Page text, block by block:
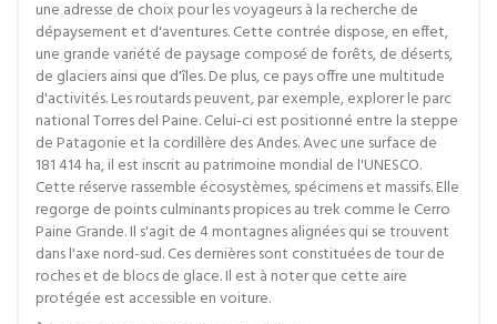
une adresse de choix pour les voyageurs à la recherche de
dépaysement et d'aventures. Cette contrée dispose, en effet,
une grande variété de paysage composé de forêts, de déserts,
de glaciers ainsi que d'îles. De plus, ce pays offre une multitude
d'activités. Les routards peuvent, par exemple, explorer le parc
national Torres del Paine. Celui-ci est positionné entre la steppe
de Patagonie et la cordillère des Andes. Avec une surface de
181 414 ha, il est inscrit au patrimoine mondial de l'UNESCO.
Cette réserve rassemble écosystèmes, spécimens et massifs. Elle
regorge de points culminants propices au trek comme le Cerro
Paine Grande. Il s'agit de 4 montagnes alignées qui se trouvent
dans l'axe nord-sud. Ces dernières sont constituées de tour de
roches et de blocs de glace. Il est à noter que cette aire
protégée est accessible en voiture.